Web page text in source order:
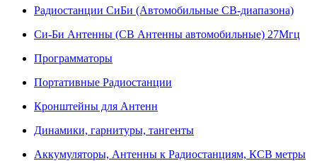
Радиостанции СиБи (Автомобильные СВ-диапазона)
Си-Би Антенны (СВ Антенны автомобильные) 27Мгц
Программаторы
Портативные Радиостанции
Кронштейны для Антенн
Динамики, гарнитуры, тангенты
Аккумуляторы, Антенны к Радиостанциям, КСВ метры